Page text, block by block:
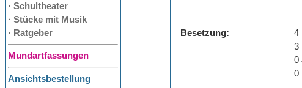
· Schultheater
· Stücke mit Musik
· Ratgeber
Mundartfassungen
Ansichtsbestellung
Besetzung:
4
3
0
0